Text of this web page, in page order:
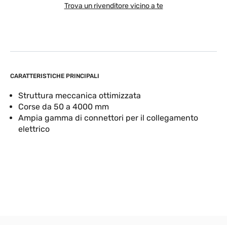
CARATTERISTICHE PRINCIPALI
Struttura meccanica ottimizzata
Corse da 50 a 4000 mm
Ampia gamma di connettori per il collegamento
elettrico
Trova un rivenditore vicino a te